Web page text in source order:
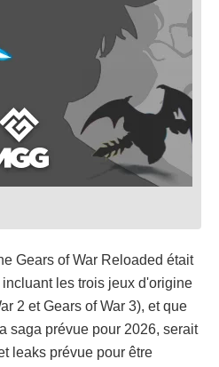
Gears of War Reloaded était
les trois jeux d'origine
2 et Gears of War 3), et que
saga prévue pour 2026, serait
leaks prévue pour être